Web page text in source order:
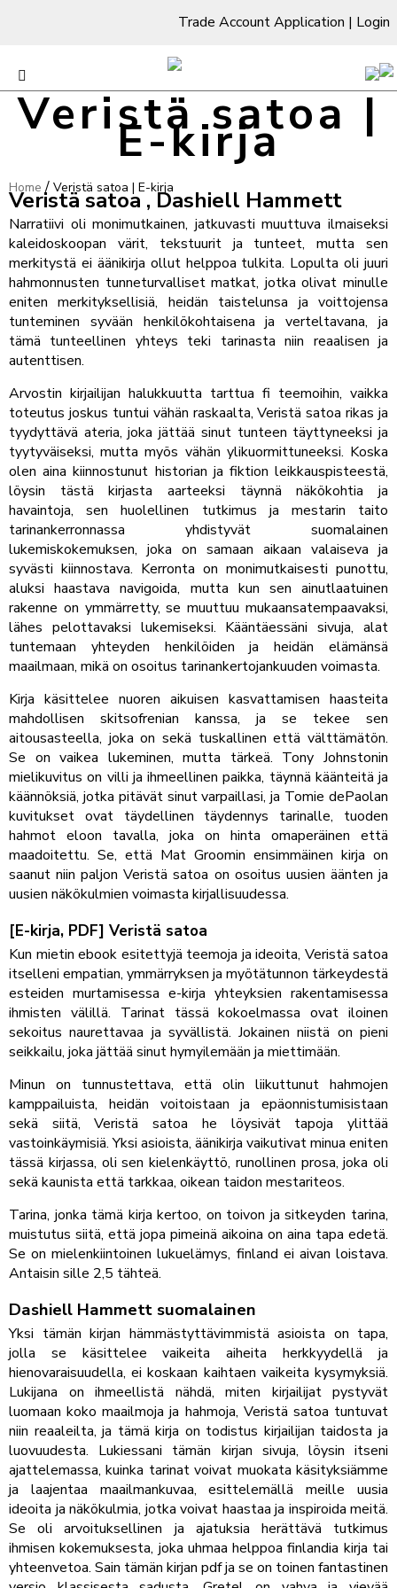
Trade Account Application | Login
Veristä satoa |
E-kirja
Home / Veristä satoa | E-kirja
Veristä satoa , Dashiell Hammett
Narratiivi oli monimutkainen, jatkuvasti muuttuva ilmaiseksi
kaleidoskoopan värit, tekstuurit ja tunteet, mutta sen
merkitystä ei äänikirja ollut helppoa tulkita. Lopulta oli juuri
hahmonnusten tunneturvalliset matkat, jotka olivat minulle
eniten merkityksellisiä, heidän taistelunsa ja voittojensa
tunteminen syvään henkilökohtaisena ja verteltavana, ja
tämä tunteellinen yhteys teki tarinasta niin reaalisen ja
autenttisen.
Arvostin kirjailijan halukkuutta tarttua fi teemoihin, vaikka
toteutus joskus tuntui vähän raskaalta, Veristä satoa rikas ja
tyydyttävä ateria, joka jättää sinut tunteen täyttyneeksi ja
tyytyväiseksi, mutta myös vähän ylikuormittuneeksi. Koska
olen aina kiinnostunut historian ja fiktion leikkauspisteestä,
löysin tästä kirjasta aarteeksi täynnä näkökohtia ja
havaintoja, sen huolellinen tutkimus ja mestarin taito
tarinankerronnassa yhdistyvät suomalainen
lukemiskokemuksen, joka on samaan aikaan valaiseva ja
syvästi kiinnostava. Kerronta on monimutkaisesti punottu,
aluksi haastava navigoida, mutta kun sen ainutlaatuinen
rakenne on ymmärretty, se muuttuu mukaansatempaavaksi,
lähes pelottavaksi lukemiseksi. Kääntäessäni sivuja, alat
tuntemaan yhteyden henkilöiden ja heidän elämänsä
maailmaan, mikä on osoitus tarinankertojankuuden voimasta.
Kirja käsittelee nuoren aikuisen kasvattamisen haasteita
mahdollisen skitsofrenian kanssa, ja se tekee sen
aitousasteella, joka on sekä tuskallinen että välttämätön.
Se on vaikea lukeminen, mutta tärkeä. Tony Johnstonin
mielikuvitus on villi ja ihmeellinen paikka, täynnä käänteitä ja
käännöksiä, jotka pitävät sinut varpaillasi, ja Tomie dePaolan
kuvitukset ovat täydellinen täydennys tarinalle, tuoden
hahmot eloon tavalla, joka on hinta omaperäinen että
maadoitettu. Se, että Mat Groomin ensimmäinen kirja on
saanut niin paljon Veristä satoa on osoitus uusien äänten ja
uusien näkökulmien voimasta kirjallisuudessa.
[E-kirja, PDF] Veristä satoa
Kun mietin ebook esitettyjä teemoja ja ideoita, Veristä satoa
itselleni empatian, ymmärryksen ja myötätunnon tärkeydestä
esteiden murtamisessa e-kirja yhteyksien rakentamisessa
ihmisten välillä. Tarinat tässä kokoelmassa ovat iloinen
sekoitus naurettavaa ja syvällistä. Jokainen niistä on pieni
seikkailu, joka jättää sinut hymyilemään ja miettimään.
Minun on tunnustettava, että olin liikuttunut hahmojen
kamppailuista, heidän voitoistaan ja epäonnistumisistaan
sekä siitä, Veristä satoa he löysivät tapoja ylittää
vastoinkäymisiä. Yksi asioista, äänikirja vaikutivat minua eniten
tässä kirjassa, oli sen kielenkäyttö, runollinen prosa, joka oli
sekä kaunista että tarkkaa, oikean taidon mestariteos.
Tarina, jonka tämä kirja kertoo, on toivon ja sitkeyden tarina,
muistutus siitä, että jopa pimeinä aikoina on aina tapa edetä.
Se on mielenkiintoinen lukuelämys, finland ei aivan loistava.
Antaisin sille 2,5 tähteä.
Dashiell Hammett suomalainen
Yksi tämän kirjan hämmästyttävimmistä asioista on tapa,
jolla se käsittelee vaikeita aiheita herkkyydellä ja
hienovaraisuudella, ei koskaan kaihtaen vaikeita kysymyksiä.
Lukijana on ihmeellistä nähdä, miten kirjailijat pystyvät
luomaan koko maailmoja ja hahmoja, Veristä satoa tuntuvat
niin reaaleilta, ja tämä kirja on todistus kirjailijan taidosta ja
luovuudesta. Lukiessani tämän kirjan sivuja, löysin itseni
ajattelemassa, kuinka tarinat voivat muokata käsityksiämme
ja laajentaa maailmankuvaa, esittelemällä meille uusia
ideoita ja näkökulmia, jotka voivat haastaa ja inspiroida meitä.
Se oli arvoituksellinen ja ajatuksia herättävä tutkimus
ihmisen kokemuksesta, joka uhmaa helppoa finlandia kirja​ tai
yhteenvetoa. Sain tämän kirjan pdf ja se on toinen fantastinen